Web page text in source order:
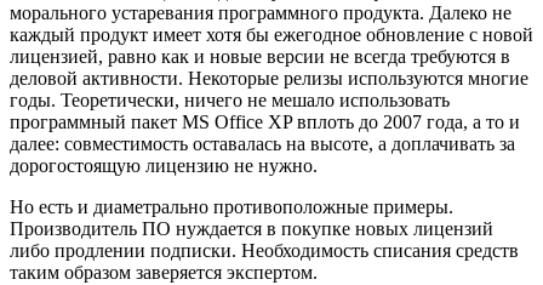
морального устаревания программного продукта. Далеко не
каждый продукт имеет хотя бы ежегодное обновление с новой
лицензией, равно как и новые версии не всегда требуются в
деловой активности. Некоторые релизы используются многие
годы. Теоретически, ничего не мешало использовать
программный пакет MS Office XP вплоть до 2007 года, а то и
далее: совместимость оставалась на высоте, а доплачивать за
дорогостоящую лицензию не нужно.
Но есть и диаметрально противоположные примеры.
Производитель ПО нуждается в покупке новых лицензий
либо продлении подписки. Необходимость списания средств
таким образом заверяется экспертом.